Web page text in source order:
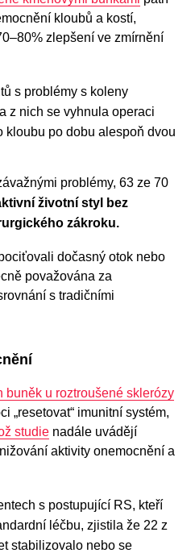
kloubů a kostí,
zlepšení ve zmírnění
s problémy s koleny
z nich se vyhnula operaci
kloubu po dobu alespoň dvou
problémy, 63 ze 70
životní styl bez
zákroku.
dočasný otok nebo
považována za
s tradičními
buněk u roztroušené sklerózy
„resetovat“ imunitní systém,
studie nadále uvádějí
aktivity onemocnění a
s postupující RS, kteří
léčbu, zjistila že 22 z
stabilizovalo nebo se